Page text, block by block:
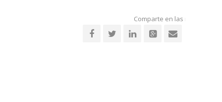
Comparte en las redes